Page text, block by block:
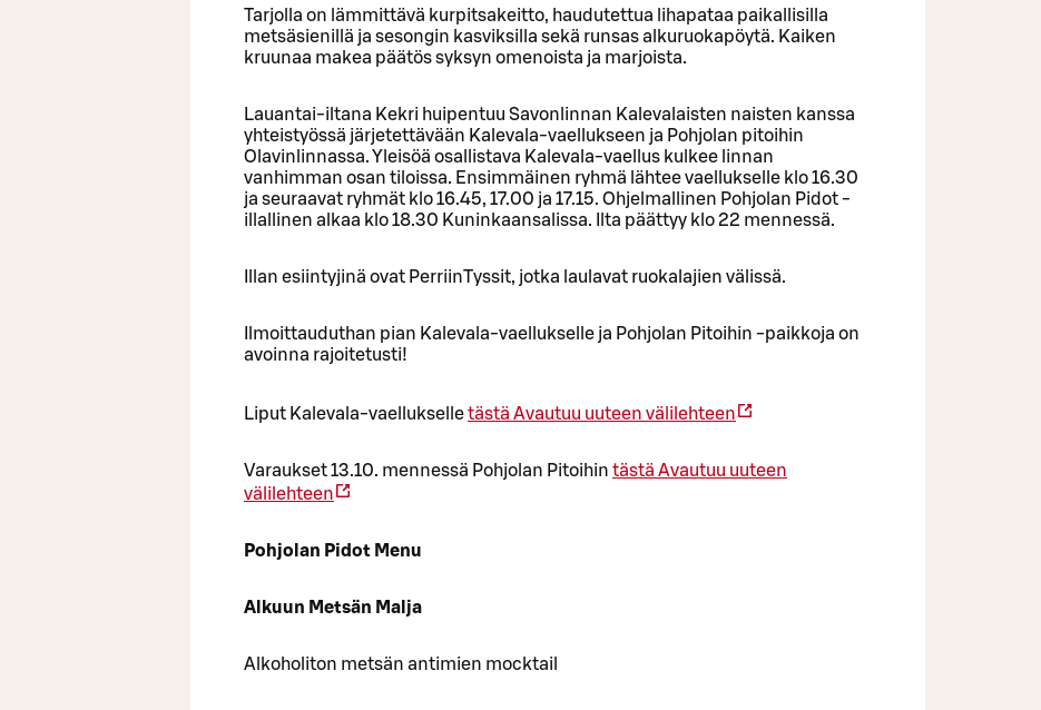
Tarjolla on lämmittävä kurpitsakeitto, haudutettua lihapataa paikallisilla
metsäsienillä ja sesongin kasviksilla sekä runsas alkuruokapöytä. Kaiken
kruunaa makea päätös syksyn omenoista ja marjoista.
Lauantai-iltana Kekri huipentuu Savonlinnan Kalevalaisten naisten kanssa
yhteistyössä järjetettävään Kalevala-vaellukseen ja Pohjolan pitoihin
Olavinlinnassa. Yleisöä osallistava Kalevala-vaellus kulkee linnan
vanhimman osan tiloissa. Ensimmäinen ryhmä lähtee vaellukselle klo 16.30
ja seuraavat ryhmät klo 16.45, 17.00 ja 17.15. Ohjelmallinen Pohjolan Pidot -
illallinen alkaa klo 18.30 Kuninkaansalissa. Ilta päättyy klo 22 mennessä.
Illan esiintyjinä ovat PerriinTyssit, jotka laulavat ruokalajien välissä.
Ilmoittauduthan pian Kalevala-vaellukselle ja Pohjolan Pitoihin -paikkoja on
avoinna rajoitetusti!
Liput Kalevala-vaellukselletästä Avautuu uuteen välilehteen
Varaukset 13.10. mennessä Pohjolan Pitoihin tästä Avautuu uuteen
välilehteen
Pohjolan Pidot Menu
Alkuun Metsän Malja
Alkoholiton metsän antimien mocktail